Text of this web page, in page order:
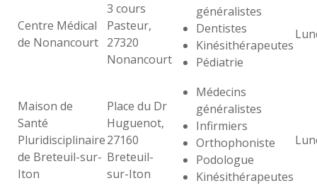
Centre Médical
de Nonancourt
3 cours
Pasteur,
27320
Nonancourt
généralistes
Dentistes
Kinésithérapeutes
Pédiatrie
Maison de
Santé
Pluridisciplinaire
de Breteuil-sur-
Iton
Place du Dr
Huguenot,
27160
Breteuil-
sur-Iton
Médecins
généralistes
Infirmiers
Orthophoniste
Podologue
Kinésithérapeutes